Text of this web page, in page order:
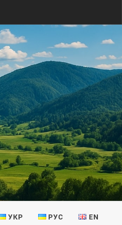
УКР РУС EN